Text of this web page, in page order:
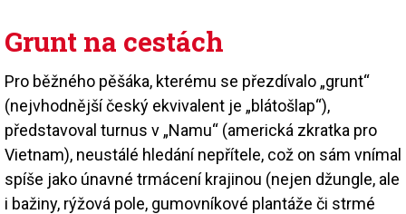
Grunt na cestách
Pro běžného pěšáka, kterému se přezdívalo „grunt“
(nejvhodnější český ekvivalent je „blátošlap“),
představoval turnus v „Namu“ (americká zkratka pro
Vietnam), neustálé hledání nepřítele, což on sám vnímal
spíše jako únavné trmácení krajinou (nejen džungle, ale
i bažiny, rýžová pole, gumovníkové plantáže či strmé